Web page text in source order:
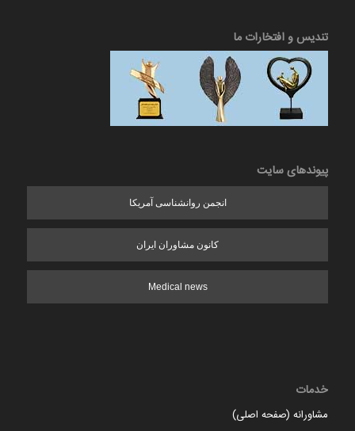
تندیس و افتخارات ما
پیوندهای سایت
انجمن روانشناسی آمریکا
کانون مشاوران ایران
Medical news
خدمات
مشاورانه (صفحه اصلی)